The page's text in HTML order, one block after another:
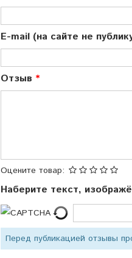
E-mail (на сайте не
Отзыв
Оцените товар:
Наберите текст,
Перед публикацией отзывы